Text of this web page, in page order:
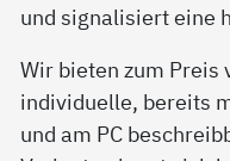
und signalisiert eine
Wir bieten zum Preis
individuelle, bereits
und am PC